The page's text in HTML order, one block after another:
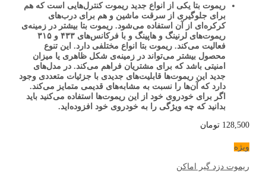
ریموت بتا یکی از انواع جدید ریموت کنترل‌هایی است که هم
برای جلوگیری از سرقت ماشین و هم برای درب‌های
کرکره‌ای از آن استفاده می‌شود. ریموت بتا بیشتر در زمینه‌ی
ریموت‌های لرنینگ و هاپینگ و با فرکانس‌های ۴۳۳ و ۳۱۵
فعالیت می‌کند. ریموت‌ بتا انواع مختلفی دارد. این تنوع
محصول بیشتر می‌تواند در زمینه‌ی شکل ظاهری یا میزان
امنیتی باشد که برای مشتریان فراهم می‌کند. در مدل‌های
جدید این ریموت‌ها قابلیت‌های جدیدی با جزئیات متعددی وجود
دارد که آن‌ها را نسبت به مشابه‌های قدیمی متمایز می‌کند.
اگر برای خودروی خود از این ریموت‌ها استفاده می‌کنید باید
بدانید که چه ویژگی را به خودروی خود افزوده‌اید.
128,500 تومان
ویژه
ریموت دزد گیر اماکن